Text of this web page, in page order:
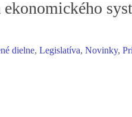
dielne,Legislatíva,Novinky,